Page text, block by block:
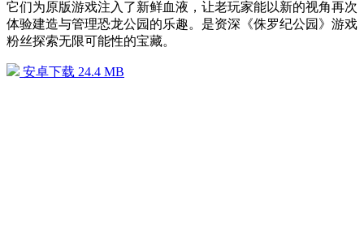
它们为原版游戏注入了新鲜血液，让老玩家能以新的视角再次
体验建造与管理恐龙公园的乐趣。是资深《侏罗纪公园》游戏
粉丝探索无限可能性的宝藏。
安卓下载 24.4 MB